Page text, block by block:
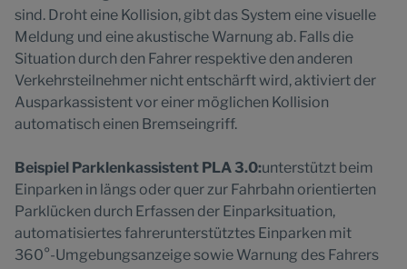
sind. Droht eine Kollision, gibt das System eine visuelle
Meldung und eine akustische Warnung ab. Falls die
Situation durch den Fahrer respektive den anderen
Verkehrsteilnehmer nicht entschärft wird, aktiviert der
Ausparkassistent vor einer möglichen Kollision
automatisch einen Bremseingriff.
Beispiel Parklenkassistent PLA 3.0:unterstützt beim
Einparken in längs oder quer zur Fahrbahn orientierten
Parklücken durch Erfassen der Einparksituation,
automatisiertes fahrerunterstütztes Einparken mit
360°-Umgebungsanzeige sowie Warnung des Fahrers